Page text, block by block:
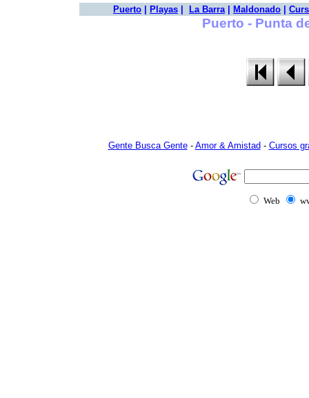
Puerto Playas La Barra| Maldonado
Puerto - Punta
Gente Busca Gente- Amor & Amistad - Cursos
Web